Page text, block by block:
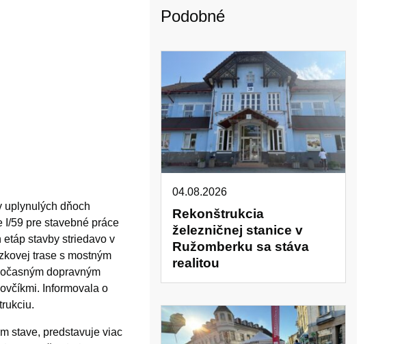
uplynulých dňoch
I/59 pre stavebné práce
stavby striedavo v
trase s mostným
dopravným
Informovala o
stave, predstavuje viac
Podobné
Rekonštrukcia
železničnej stanice v
Ružomberku sa stáva
realitou
04.08.2026